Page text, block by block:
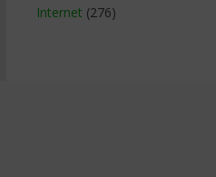
Internet (276)